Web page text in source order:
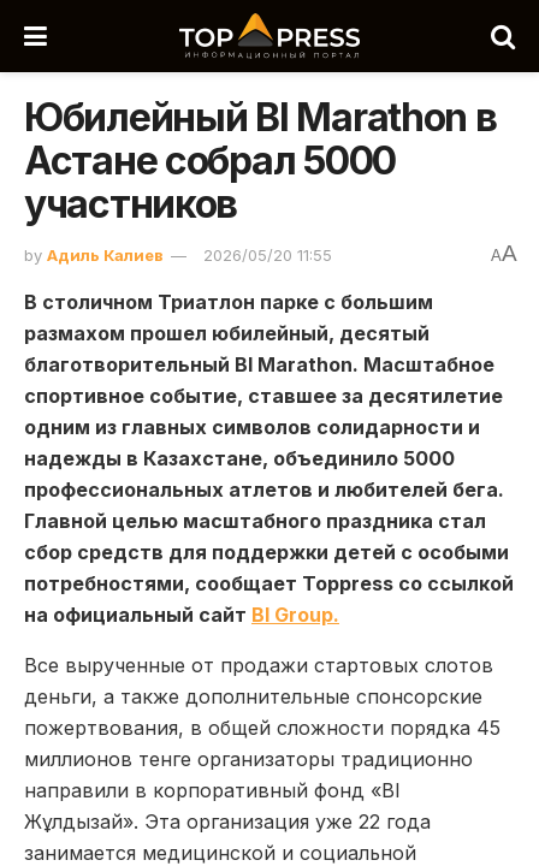
Юбилейный BI Marathon в
Астане собрал 5000
участников
by Адиль Калиев 2026/05/20 11:55 AA
В столичном Триатлон парке с большим
размахом прошел юбилейный, десятый
благотворительный BI Marathon. Масштабное
спортивное событие, ставшее за десятилетие
одним из главных символов солидарности и
надежды в Казахстане, объединило 5000
профессиональных атлетов и любителей бега.
Главной целью масштабного праздника стал
сбор средств для поддержки детей с особыми
потребностями, сообщает Toppress со ссылкой
на официальный сайт BI Group.
Все вырученные от продажи стартовых слотов
деньги, а также дополнительные спонсорские
пожертвования, в общей сложности порядка 45
миллионов тенге организаторы традиционно
направили в корпоративный фонд «BI
Жұлдызай». Эта организация уже 22 года
занимается медицинской и социальной